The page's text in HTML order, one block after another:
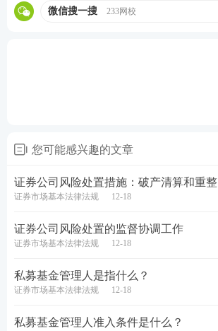
微信搜一搜 233网校
您可能感兴趣的文章
证券公司风险处置措施：破产清算和重整
证券市场基本法律法规 12-18
证券公司风险处置的监督协调工作
证券市场基本法律法规 12-18
私募基金管理人是指什么？
证券市场基本法律法规 12-18
私募基金管理人准入条件是什么？